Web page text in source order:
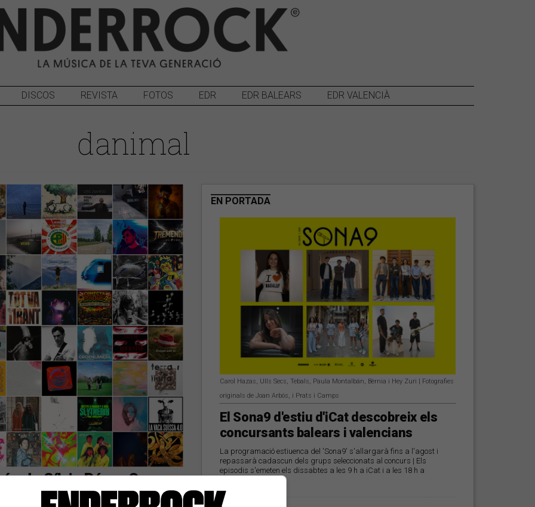
DISCOS REVISTA FOTOS EDR EDR BALEARS EDR VALENCIÀ
danimal
de Sílvia Pérez Cruz,
Castellà i Maig
EN PORTADA
Carol Hazas, Ulls Secs, Tebals, Paula Montalbán, Bèrnia i Hey Zuri | Fotografies
originals de Joan Arbós, i Prats i Camps
El Sona9 d'estiu d'iCat descobreix els
concursants balears i valencians
La programació estiuenca del 'Sona9' s'allargarà fins a l'agost i
repassarà cadascun dels grups seleccionats al concurs | Els
episodis s'emeten els dissabtes a les 9 h a iCat i a les 18 h a